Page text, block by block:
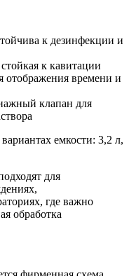
к дезинфекции и
к кавитации
отображения времени и
клапан для
емкости: 3,2 л,
для
где важно
обработка